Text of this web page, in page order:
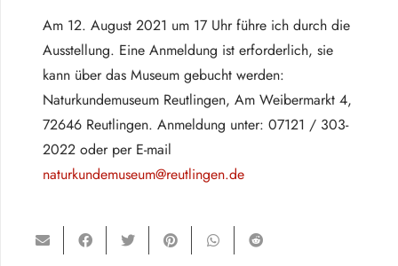
Am 12. August 2021 um 17 Uhr führe ich durch die
Ausstellung. Eine Anmeldung ist erforderlich, sie
kann über das Museum gebucht werden:
Naturkundemuseum Reutlingen, Am Weibermarkt 4,
72646 Reutlingen. Anmeldung unter: 07121 / 303-
2022 oder per E-mail
naturkundemuseum@reutlingen.de